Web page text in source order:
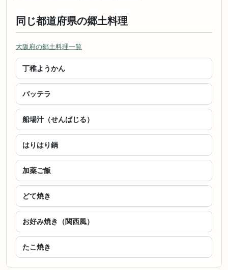
同じ都道府県の郷土料理
大阪府の郷土料理一覧
丁稚ようかん
バッテラ
船場汁（せんばじる）
はりはり鍋
加薬ご飯
どて焼き
お好み焼き（関西風）
たこ焼き